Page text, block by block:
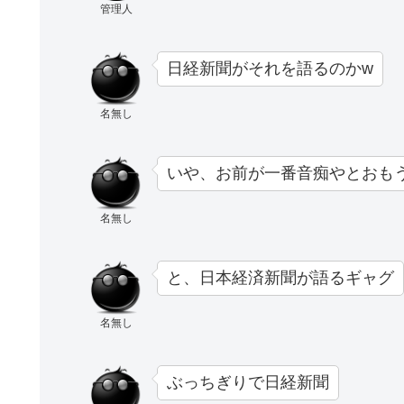
管理人
名無し
日経新聞がそれを語るのかw
名無し
いや、お前が一番音痴やとおも
名無し
と、日本経済新聞が語るギャグ
ぶっちぎりで日経新聞